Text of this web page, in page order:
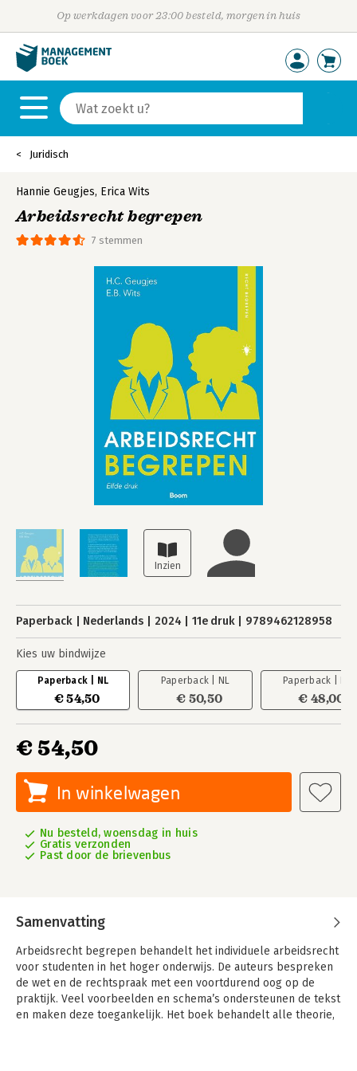
Op werkdagen voor 23:00 besteld, morgen in huis
Juridisch
7 stemmen
Hannie Geugjes, Erica Wits
Arbeidsrecht begrepen
Paperback Nederlands 2024 11e druk 9789462128958
Kies uw bindwijze
Paperback | NL
€ 54,50
Paperback | NL
€ 50,50
Paperback | NL
€ 48,00
€ 54,50
In winkelwagen
Nu besteld, woensdag in huis
Gratis verzonden
Past door de brievenbus
Samenvatting
Arbeidsrecht begrepen behandelt het individuele arbeidsrecht
voor studenten in het hoger onderwijs. De auteurs bespreken
de wet en de rechtspraak met een voortdurend oog op de
praktijk. Veel voorbeelden en schema’s ondersteunen de tekst
en maken deze toegankelijk. Het boek behandelt alle theorie,